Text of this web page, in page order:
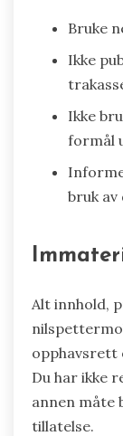
Bruke
Ikke
Ikke
formål
bruk av
Alt innhold,
opphavsrett
Du har ikke
annen måte
tillatelse.